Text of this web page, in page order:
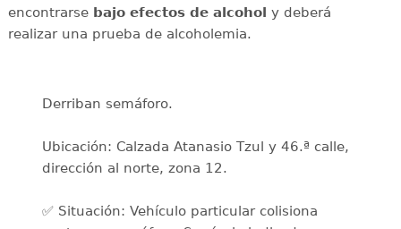
encontrarse bajo efectos de alcohol y deberá
realizar una prueba de alcoholemia.
Derriban semáforo.
Ubicación: Calzada Atanasio Tzul y 46.ª calle,
dirección al norte, zona 12.
✅ Situación: Vehículo particular colisiona